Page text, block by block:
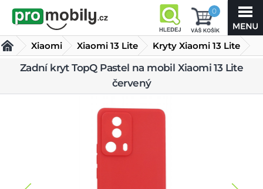
0
Xiaomi Xiaomi 13 Lite Kryty Xiaomi 13 Lite
Zadní kryt TopQ Pastel na mobil Xiaomi 13 Lite červený
Zadní kryt TopQ Pastel na mobil Xiaomi 13 Lite
červený